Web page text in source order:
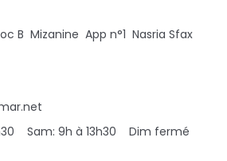
B Mizanine App n°1 Nasria Sfax
Sam: 9h à 13h30 Dim fermé